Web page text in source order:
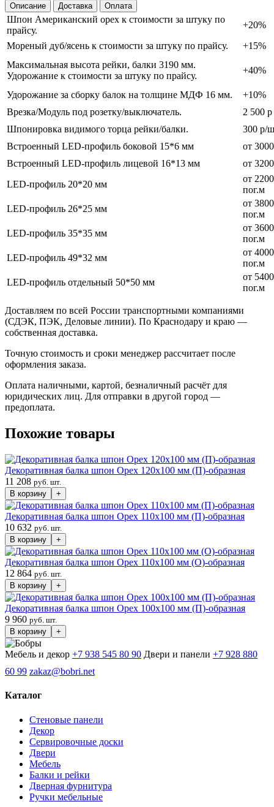
Описание Доставка Оплата
Шпон Американский орех к стоимости за штуку по
прайсу.
+20%
Мореный дуб/ясень к стоимости за штуку по прайсу.
+15%
Максимальная высота рейки, балки 3190 мм.
Удорожание к стоимости за штуку по прайсу.
+40%
Удорожание за сборку балок на толщине МДФ 16 мм.
+10%
Врезка/Модуль под розетку/выключатель.
2 500 р
Шпонировка видимого торца рейки/балки.
300 р/
Встроенный LED-профиль боковой 15*6 мм
от
Встроенный LED-профиль лицевой 16*13 мм
от
LED-профиль 20*20 мм
от
пог.м
LED-профиль 26*25 мм
от
пог.м
LED-профиль 35*35 мм
от
пог.м
LED-профиль 49*32 мм
от
пог.м
LED-профиль отдельный 50*50 мм
от
пог.м
Доставляем по всей России транспортными компаниями
(СДЭК, ПЭК, Деловые линии). По Краснодару и краю —
собственная доставка.
Точную стоимость и сроки менеджер рассчитает после
оформления заказа.
Оплата наличными, картой, безналичный расчёт для
юридических лиц. Для отправки в другой город —
предоплата.
Похожие товары
Декоративная балка шпон Орех 120х100 мм (П)-образная
11 208 руб. шт.
В корзину
+
Декоративная балка шпон Орех 110х100 мм (П)-образная
10 632 руб. шт.
В корзину
+
Декоративная балка шпон Орех 110х100 мм (О)-образная
12 864 руб. шт.
В корзину
+
Декоративная балка шпон Орех 100х100 мм (П)-образная
9 960 руб. шт.
В корзину
+
Мебель и декор +7 938 545 80 90 Двери и панели +7 928 880
60 99 zakaz@bobri.net
Каталог
Стеновые панели
Декор
Сервировочные доски
Двери
Мебель
Балки и рейки
Дверная фурнитура
Ручки мебельные